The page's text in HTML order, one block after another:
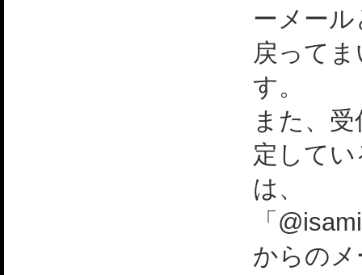
ーメー
戻って
す。
また、
定して
は、
「
からの